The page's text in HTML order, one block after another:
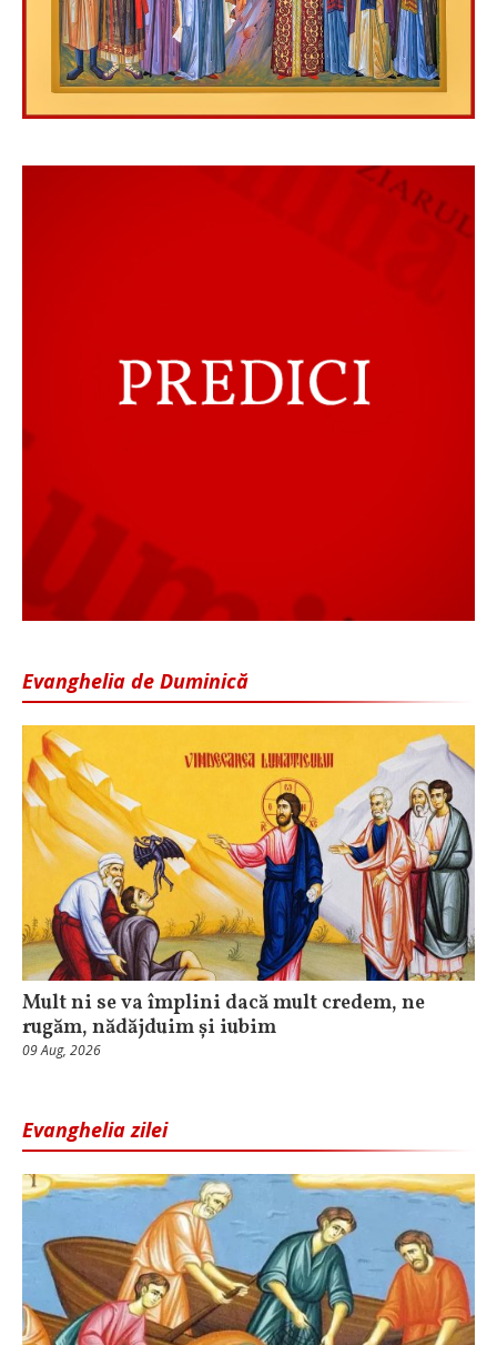
Evanghelia de Duminică
Mult ni se va împlini dacă mult credem, ne
rugăm, nădăjduim și iubim
09 Aug, 2026
Evanghelia zilei